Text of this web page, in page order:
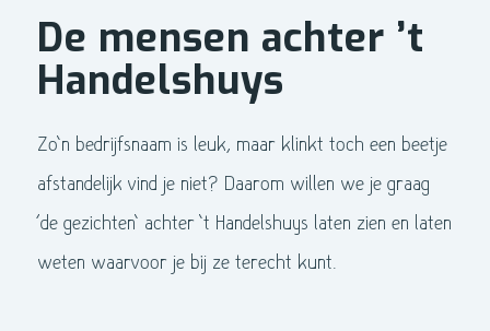
De mensen achter ’t
Handelshuys
Zo’n bedrijfsnaam is leuk, maar klinkt toch een beetje
afstandelijk vind je niet? Daarom willen we je graag
‘de gezichten’ achter ’t Handelshuys laten zien en laten
weten waarvoor je bij ze terecht kunt.